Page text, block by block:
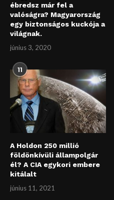
ébredsz már fel a
valóságra? Magyarország
egy biztonságos kuckója a
világnak.
június 3, 2020
11
A Holdon 250 millió
földönkívüli állampolgár
él? A CIA egykori embere
kitálalt
június 11, 2021